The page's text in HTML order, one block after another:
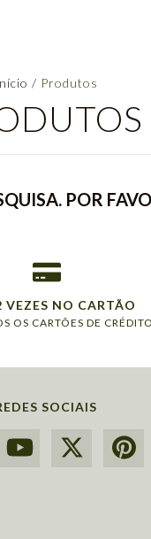
/ Produtos
POR
VEZES NO CARTÃO
OS CARTÕES DE CRÉDITO
SOCIAIS